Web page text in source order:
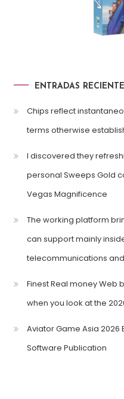
ENTRADAS
Chips reflect
terms otherwise
I discovered they
personal Sweeps Gold
Vegas Magnificence
The working platform
can support mainly
telecommunications
Finest Real money Web
when you look at the
Aviator Game Asia
Software Publication